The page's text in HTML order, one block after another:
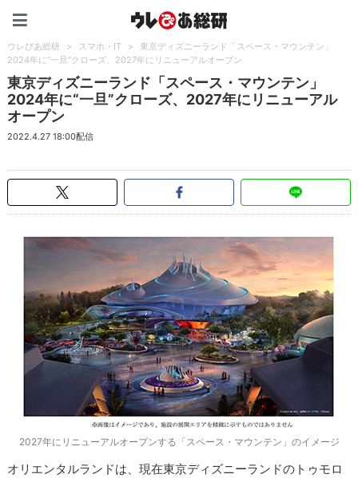
ウレぴあ総研 > スマホ・IT >
東京ディズニーランド「スペース・マウンテン」
2024年に“一旦”クローズ、2027年にリニューアルオープン
東京ディズニーランド「スペース・マウンテン」
2024年に“一旦”クローズ、2027年にリニューアル
オープン
2022.4.27 18:00配信
2027年にリニューアルオープンする「スペース・マウンテン」のイメージ
オリエンタルランドは、現在東京ディズニーランドのトゥモロ